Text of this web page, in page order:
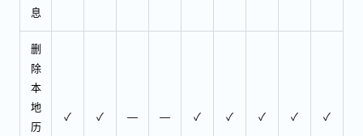
息
删
除
本
地
历
✓ ✓ — — ✓ ✓ ✓ ✓ ✓